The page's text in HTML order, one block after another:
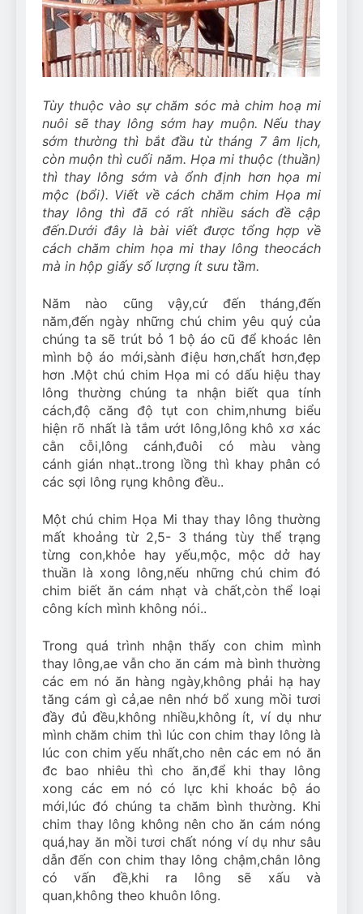
Can Bulldogs Play Fetch?
And How to Train Them!
7 Năm Ago
How Often Do I Need to
Groom My Bulldog
7 Năm Ago
Tùy thuộc vào sự chăm sóc mà chim hoạ mi
nuôi sẽ thay lông sớm hay muộn. Nếu thay
sớm thường thì bắt đầu từ tháng 7 âm lịch,
còn muộn thì cuối năm. Họa mi thuộc (thuần)
thì thay lông sớm và ổnh định hơn họa mi
mộc (bổi). Viết về cách chăm chim Họa mi
thay lông thì đã có rất nhiều sách đề cập
đến.Dưới đây là bài viết được tổng hợp về
cách chăm chim họa mi thay lông theocách
mà in hộp giấy số lượng ít sưu tầm.
Năm nào cũng vậy,cứ đến tháng,đến
năm,đến ngày những chú chim yêu quý của
chúng ta sẽ trút bỏ 1 bộ áo cũ để khoác lên
mình bộ áo mới,sành điệu hơn,chất hơn,đẹp
hơn .Một chú chim Họa mi có dấu hiệu thay
lông thường chúng ta nhận biết qua tính
cách,độ căng độ tụt con chim,nhưng biểu
hiện rõ nhất là tắm ướt lông,lông khô xơ xác
cằn cỗi,lông cánh,đuôi có màu vàng
cánh gián nhạt..trong lồng thì khay phân có
các sợi lông rụng không đều..
Một chú chim Họa Mi thay thay lông thường
mất khoảng từ 2,5- 3 tháng tùy thể trạng
từng con,khỏe hay yếu,mộc, mộc dở hay
thuần là xong lông,nếu những chú chim đó
chim biết ăn cám nhạt và chất,còn thể loại
công kích mình không nói..
Trong quá trình nhận thấy con chim mình
thay lông,ae vẫn cho ăn cám mà bình thường
các em nó ăn hàng ngày,không phải hạ hay
tăng cám gì cả,ae nên nhớ bổ xung mồi tươi
đầy đủ đều,không nhiều,không ít, ví dụ như
mình chăm chim thì lúc con chim thay lông là
lúc con chim yếu nhất,cho nên các em nó ăn
đc bao nhiêu thì cho ăn,để khi thay lông
xong các em nó có lực khi khoác bộ áo
mới,lúc đó chúng ta chăm bình thường. Khi
chim thay lông không nên cho ăn cám nóng
quá,hay ăn mồi tươi chất nóng ví dụ như sâu
dẫn đến con chim thay lông chậm,chân lông
có vấn đề,khi ra lông sẽ xấu và
quan,không theo khuôn lông.